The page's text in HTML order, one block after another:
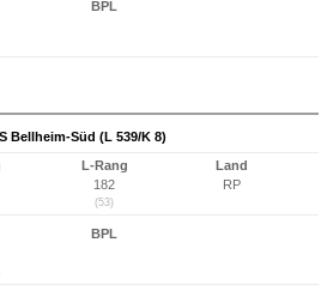
BPL
Bellheim-Süd (L 539/K 8)
L-Rang
182
(53)
Land
RP
BPL